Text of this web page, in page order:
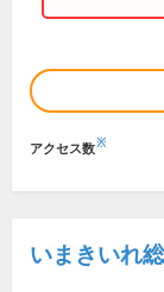
アクセス数※
いまきいれ